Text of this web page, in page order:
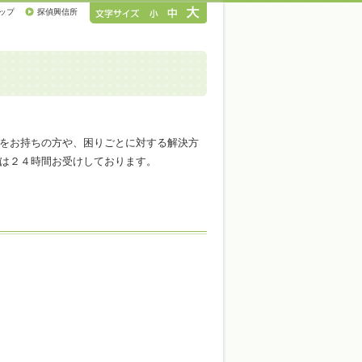
お持ちの方や、困りごとに対する解決方
２４時間お受けしております。
プ 探偵興信所